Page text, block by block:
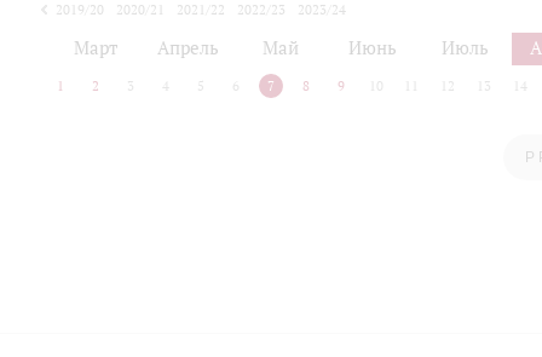
2019/20 2020/21 2021/22 2022/23
2023/24
Март Апрель Май Июнь Июль
1 2 3 4 5 6 7 8 9 10 12 13 14
Р